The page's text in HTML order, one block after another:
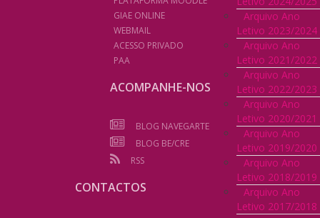
Arquivo Ano
Letivo 2023/2024
Arquivo Ano
Letivo 2021/2022
Arquivo Ano
Letivo 2022/2023
Arquivo Ano
Letivo 2020/2021
Arquivo Ano
Letivo 2019/2020
Arquivo Ano
Letivo 2018/2019
Arquivo Ano
Letivo 2017/2018
GIAE ONLINE
WEBMAIL
ACESSO PRIVADO
PAA
ACOMPANHE-NOS
BLOG NAVEGARTE
BLOG BE/CRE
RSS
CONTACTOS